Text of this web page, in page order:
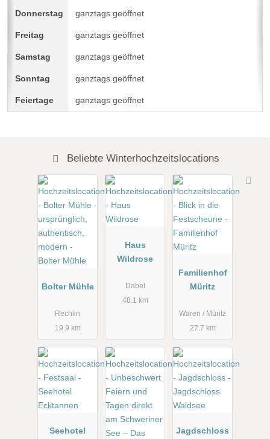
ganztags geöffnet
ganztags geöffnet
ganztags geöffnet
ganztags geöffnet
ganztags geöffnet
Beliebte Winterhochzeitslocations
Bolter Mühle
Rechlin
19.9 km
Haus
Wildrose
Dabel
48.1 km
Familienhof
Müritz
Waren / Müritz
27.7 km
Seehotel
Jagdschloss